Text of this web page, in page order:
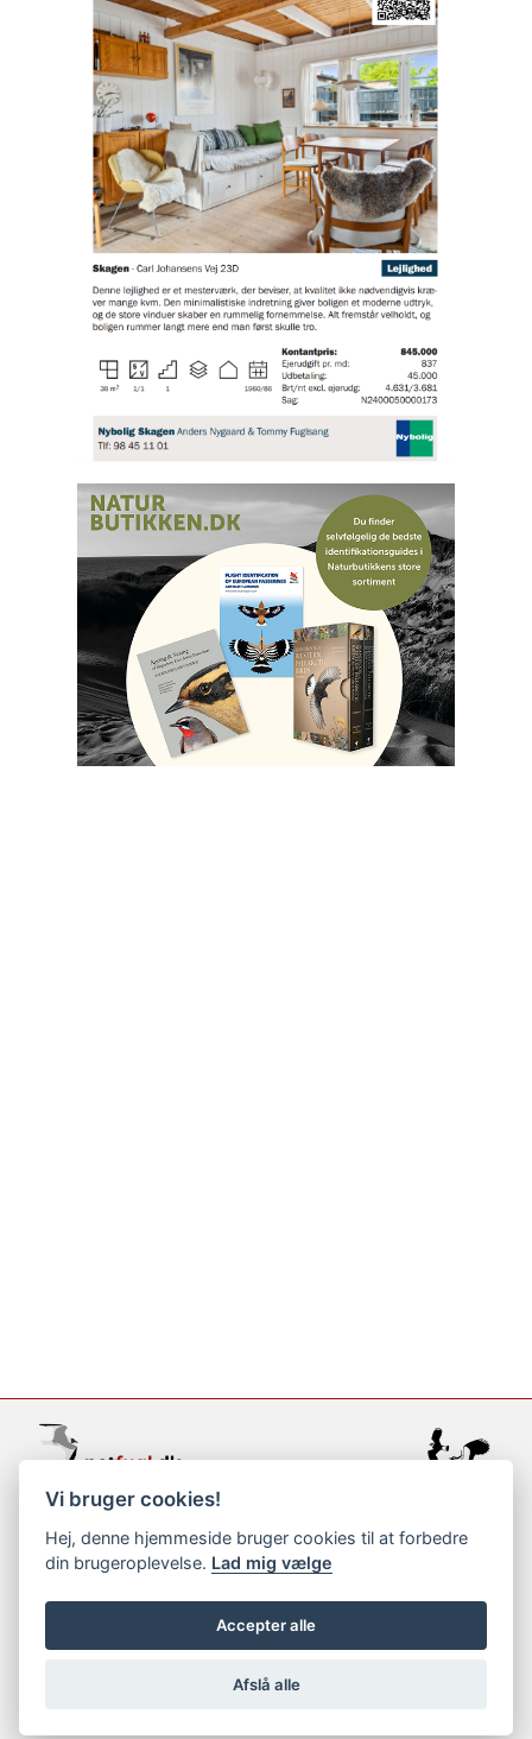
support@netfugl.dk
copyright © 2002-2023
Vi bruger cookies!
Hej, denne hjemmeside bruger cookies til at forbedre
din brugeroplevelse. Lad mig vælge
Accepter alle
Afslå alle